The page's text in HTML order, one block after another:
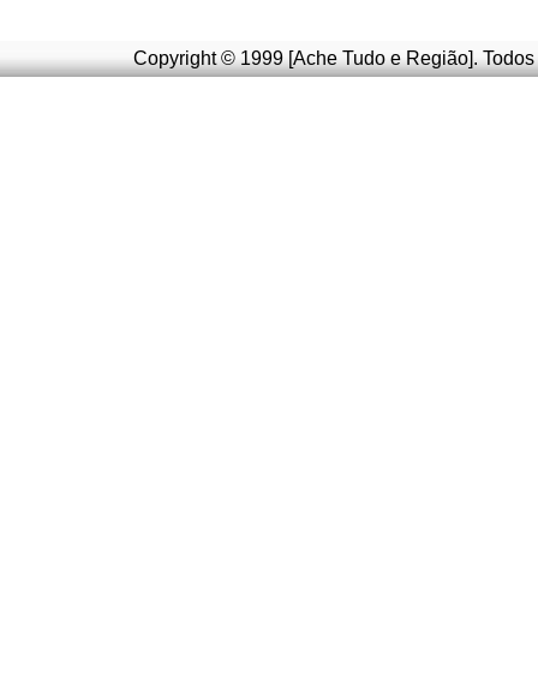
Copyright © 1999 [Ache Tudo e Região].